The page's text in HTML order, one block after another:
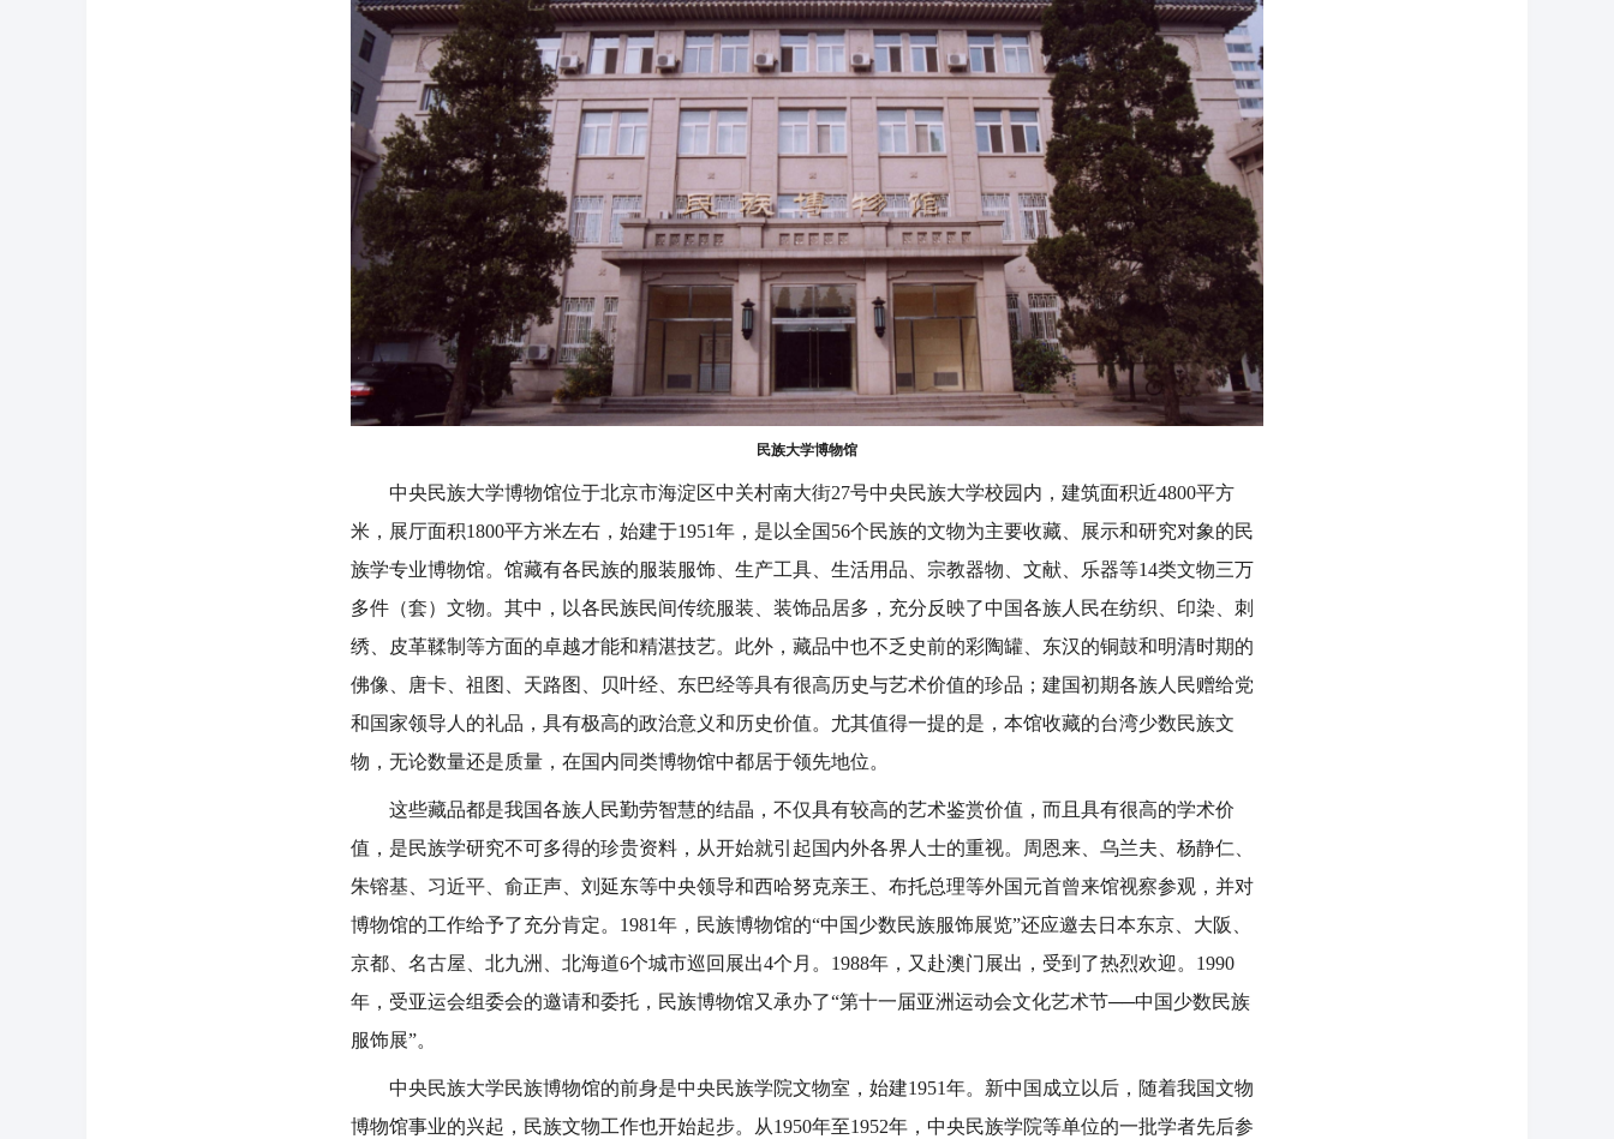
民族大学博物馆
中央民族大学博物馆位于北京市海淀区中关村南大街27号中央民族大学校园内，建筑面积近4800平方
米，展厅面积1800平方米左右，始建于1951年，是以全国56个民族的文物为主要收藏、展示和研究对象的民
族学专业博物馆。馆藏有各民族的服装服饰、生产工具、生活用品、宗教器物、文献、乐器等14类文物三万
多件（套）文物。其中，以各民族民间传统服装、装饰品居多，充分反映了中国各族人民在纺织、印染、刺
绣、皮革鞣制等方面的卓越才能和精湛技艺。此外，藏品中也不乏史前的彩陶罐、东汉的铜鼓和明清时期的
佛像、唐卡、祖图、天路图、贝叶经、东巴经等具有很高历史与艺术价值的珍品；建国初期各族人民赠给党
和国家领导人的礼品，具有极高的政治意义和历史价值。尤其值得一提的是，本馆收藏的台湾少数民族文
物，无论数量还是质量，在国内同类博物馆中都居于领先地位。
这些藏品都是我国各族人民勤劳智慧的结晶，不仅具有较高的艺术鉴赏价值，而且具有很高的学术价
值，是民族学研究不可多得的珍贵资料，从开始就引起国内外各界人士的重视。周恩来、乌兰夫、杨静仁、
朱镕基、习近平、俞正声、刘延东等中央领导和西哈努克亲王、布托总理等外国元首曾来馆视察参观，并对
博物馆的工作给予了充分肯定。1981年，民族博物馆的“中国少数民族服饰展览”还应邀去日本东京、大阪、
京都、名古屋、北九洲、北海道6个城市巡回展出4个月。1988年，又赴澳门展出，受到了热烈欢迎。1990
年，受亚运会组委会的邀请和委托，民族博物馆又承办了“第十一届亚洲运动会文化艺术节──中国少数民族
服饰展”。
中央民族大学民族博物馆的前身是中央民族学院文物室，始建1951年。新中国成立以后，随着我国文物
博物馆事业的兴起，民族文物工作也开始起步。从1950年至1952年，中央民族学院等单位的一批学者先后参